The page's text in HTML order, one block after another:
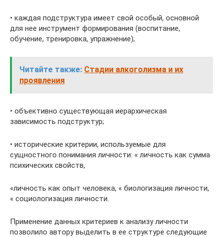
• каждая подструктура имеет свой особый, основной
для нее инструмент формирования (воспитание,
обучение, тренировка, упражнение);
Читайте также: Стадии алкоголизма и их
проявления
• объективно существующая иерархическая
зависимость подструктур;
• исторические критерии, используемые для
сущностного понимания личности: « личность как сумма
психических свойств,
«личность как опыт человека, « биологизация личности,
« социологизация личности.
Применение данных критериев к анализу личности
позволило автору выделить в ее структуре следующие